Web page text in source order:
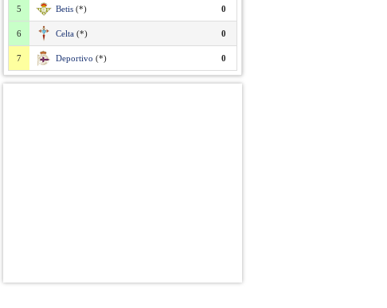
5 Betis (*) 0
6 Celta (*) 0
7 Deportivo (*) 0